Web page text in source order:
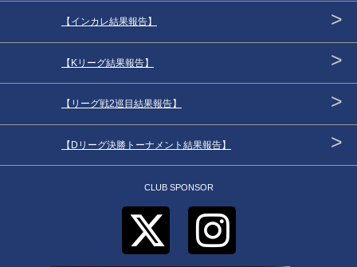
【インカレ結果報告】 >
【Kリーグ結果報告】 >
【リーグ戦2巡目結果報告】 >
【Dリーグ決勝トーナメント結果報告】 >
CLUB SPONSOR